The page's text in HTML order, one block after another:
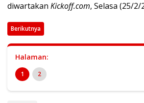
diwartakan Kickoff.com, Selasa (25/2/
Berikutnya
Halaman:
1 2